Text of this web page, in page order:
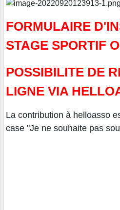
FORMULAIRE
STAGE SPORTIF
POSSIBILITE DE
LIGNE VIA
La contribution à helloasso
case "Je ne souhaite pas